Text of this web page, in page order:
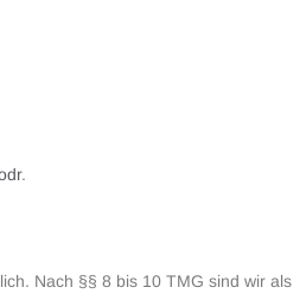
.
Nach §§ 8 bis 10 TMG sind wir als